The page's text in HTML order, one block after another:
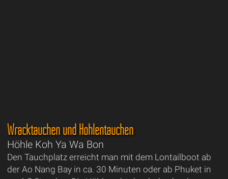
Wracktauchen und Höhlentauchen
Höhle Koh Ya Wa Bon
Den Tauchplatz erreicht man mit dem Lontailboot ab
der Ao Nang Bay in ca. 30 Minuten oder ab Phuket in